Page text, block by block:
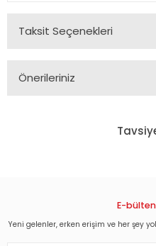
Taksit Seçenekleri
Önerileriniz
kullanarak tarafımıza
Ürün açıklamasında eksik
Ürün bilgilerinde hatalar
E-
Yeni gelenler, erken erişim ve her şey